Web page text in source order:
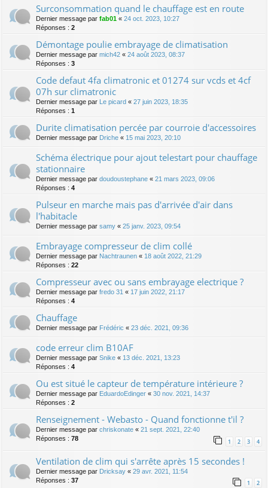
Surconsommation quand le chauffage est en route
Dernier message par fab01 « 24 oct. 2023, 10:27
Réponses : 2
Démontage poulie embrayage de climatisation
Dernier message par mich42 « 24 août 2023, 08:37
Réponses : 3
Code defaut 4fa climatronic et 01274 sur vcds et 4cf
07h sur climatronic
Dernier message par Le picard « 27 juin 2023, 18:35
Réponses : 1
Durite climatisation percée par courroie d'accessoires
Dernier message par Driche « 15 mai 2023, 20:10
Schéma électrique pour ajout telestart pour chauffage
stationnaire
Dernier message par doudoustephane « 21 mars 2023, 09:06
Réponses : 4
Pulseur en marche mais pas d'arrivée d'air dans
l'habitacle
Dernier message par samy « 25 janv. 2023, 09:54
Embrayage compresseur de clim collé
Dernier message par Nachtraunen « 18 août 2022, 21:29
Réponses : 22
Compresseur avec ou sans embrayage electrique ?
Dernier message par fredo 31 « 17 juin 2022, 21:17
Réponses : 4
Chauffage
Dernier message par Frédéric « 23 déc. 2021, 09:36
code erreur clim B10AF
Dernier message par Snike « 13 déc. 2021, 13:23
Réponses : 4
Ou est situé le capteur de température intérieure ?
Dernier message par EduardoEdinger « 30 nov. 2021, 14:37
Réponses : 2
Renseignement - Webasto - Quand fonctionne t'il ?
Dernier message par chriskonate « 21 sept. 2021, 22:40
Réponses : 78 1 2 3 4
Ventilation de clim qui s'arrête après 15 secondes !
Dernier message par Dricksay « 29 avr. 2021, 11:54
Réponses : 37 1 2